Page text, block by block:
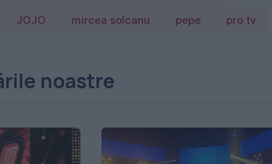
JOJO mircea solcanu pepe pro tv
noastre